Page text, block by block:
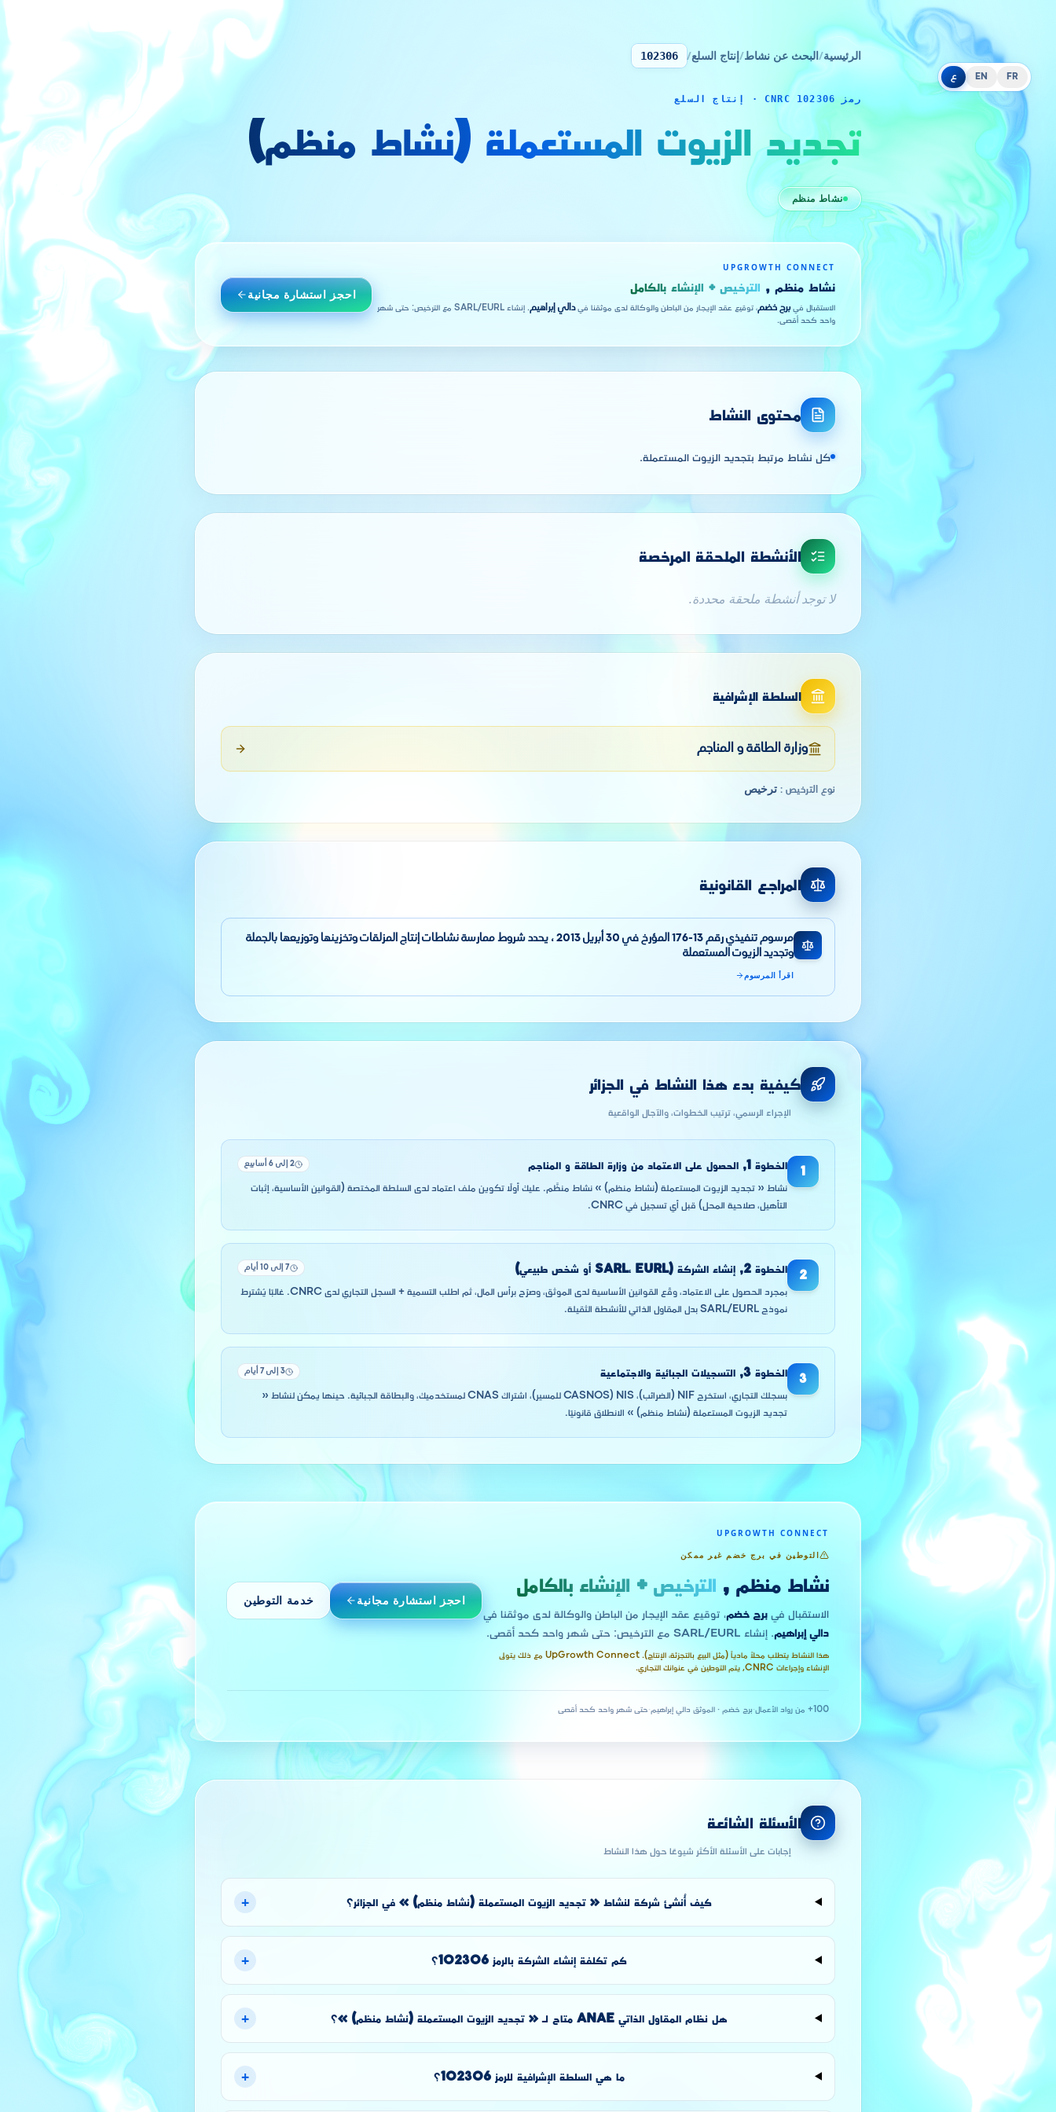
FR
EN ع
الرئيسية/البحث عن نشاط/إنتاج السلع/
102306
رمز CNRC 102306 · إنتاج السلع
تجديد الزيوت المستعملة (نشاط منظم)
نشاط منظم
UPGROWTH CONNECT
نشاط منظم , الترخيص + الإنشاء بالكامل
الاستقبال فيبرج خضم، توقيع عقد الإيجار من الباطن والوكالة لدى موثقنا فيدالي إبراهيم
. إنشاء SARL/EURL مع الترخيص: حتى شهر
واحد كحد أقصى.
احجز استشارة مجانية
محتوى النشاط
كل نشاط مرتبط بتجديد الزيوت المستعملة.
الأنشطة الملحقة المرخصة
لا توجد أنشطة ملحقة محددة.
السلطة الإشرافية
وزارة الطاقة و المناجم
نوع الترخيص: ترخيص
المراجع القانونية
مرسوم تنفيذي رقم 13-176 المؤرخ في 30 أبريل 2013 ، يحدد شروط ممارسة نشاطات إنتاج المزلقات وتخزينها وتوزيعها بالجملة
وتجديد الزيوت المستعملة
اقرأ المرسوم
كيفية بدء هذا النشاط في الجزائر
الإجراء الرسمي، ترتيب الخطوات، والآجال الواقعية
1 الخطوة 1
, الحصول على الاعتماد من وزارة الطاقة و المناجم 2 إلى 6 أسابيع
نشاط « تجديد الزيوت المستعملة (نشاط منظم) » نشاط منظَّم. عليك أولًا تكوين ملف اعتماد لدى السلطة المختصة (القوانين الأساسية، إثبات
التأهيل، صلاحية المحل) قبل أي تسجيل في CNRC.
2 الخطوة 2
, إنشاء الشركة (SARL، EURL أو شخص طبيعي) 7 إلى 10 أيام
بمجرد الحصول على الاعتماد، وقّع القوانين الأساسية لدى الموثق، وصرّح برأس المال، ثم اطلب التسمية + السجل التجاري لدى CNRC. غالبًا يُشترط
نموذج SARL/EURL بدل المقاول الذاتي للأنشطة الثقيلة.
3 الخطوة 3
, التسجيلات الجبائية والاجتماعية 3 إلى 7 أيام
بسجلك التجاري، استخرج NIF (الضرائب)، NIS (CASNOS للمسير)، اشتراك CNAS لمستخدميك، والبطاقة الجبائية. حينها يمكن لنشاط «
تجديد الزيوت المستعملة (نشاط منظم) » الانطلاق قانونيًا.
UPGROWTH CONNECT
التوطين في برج خضم غير ممكن
نشاط منظم , الترخيص + الإنشاء بالكامل
الاستقبال في برج خضم، توقيع عقد الإيجار من الباطن والوكالة لدى موثقنا في
دالي إبراهيم. إنشاء SARL/EURL مع الترخيص: حتى شهر واحد كحد أقصى.
هذا النشاط يتطلب محلاً مادياً (مثل البيع بالتجزئة، الإنتاج). UpGrowth Connect مع ذلك يتولى
الإنشاء وإجراءات CNRC, يتم التوطين في عنوانك التجاري.
احجز استشارة مجانية خدمة التوطين
100+ من رواد الأعمال · برج خضم · الموثق دالي إبراهيم · حتى شهر واحد كحد أقصى
الأسئلة الشائعة
إجابات على الأسئلة الأكثر شيوعًا حول هذا النشاط
كيف أُنشئ شركة لنشاط « تجديد الزيوت المستعملة (نشاط منظم) » في الجزائر؟ +
كم تكلفة إنشاء الشركة بالرمز 102306؟ +
هل نظام المقاول الذاتي ANAE متاح لـ « تجديد الزيوت المستعملة (نشاط منظم) »؟ +
ما هي السلطة الإشرافية للرمز 102306؟ +